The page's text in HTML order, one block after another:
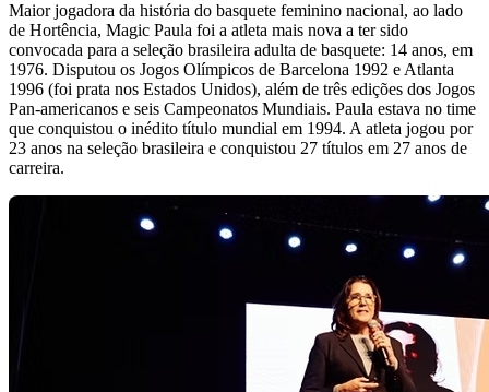
Maior jogadora da história do basquete feminino nacional, ao lado
de Hortência, Magic Paula foi a atleta mais nova a ter sido
convocada para a seleção brasileira adulta de basquete: 14 anos, em
1976. Disputou os Jogos Olímpicos de Barcelona 1992 e Atlanta
1996 (foi prata nos Estados Unidos), além de três edições dos Jogos
Pan-americanos e seis Campeonatos Mundiais. Paula estava no time
que conquistou o inédito título mundial em 1994. A atleta jogou por
23 anos na seleção brasileira e conquistou 27 títulos em 27 anos de
carreira.